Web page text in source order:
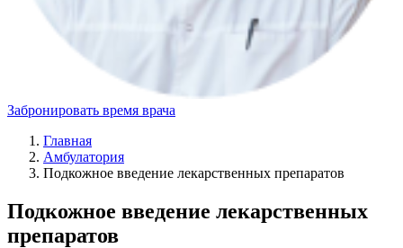
Забронировать время врача
Главная
Амбулатория
Подкожное введение лекарственных препаратов
Подкожное введение лекарственных
препаратов